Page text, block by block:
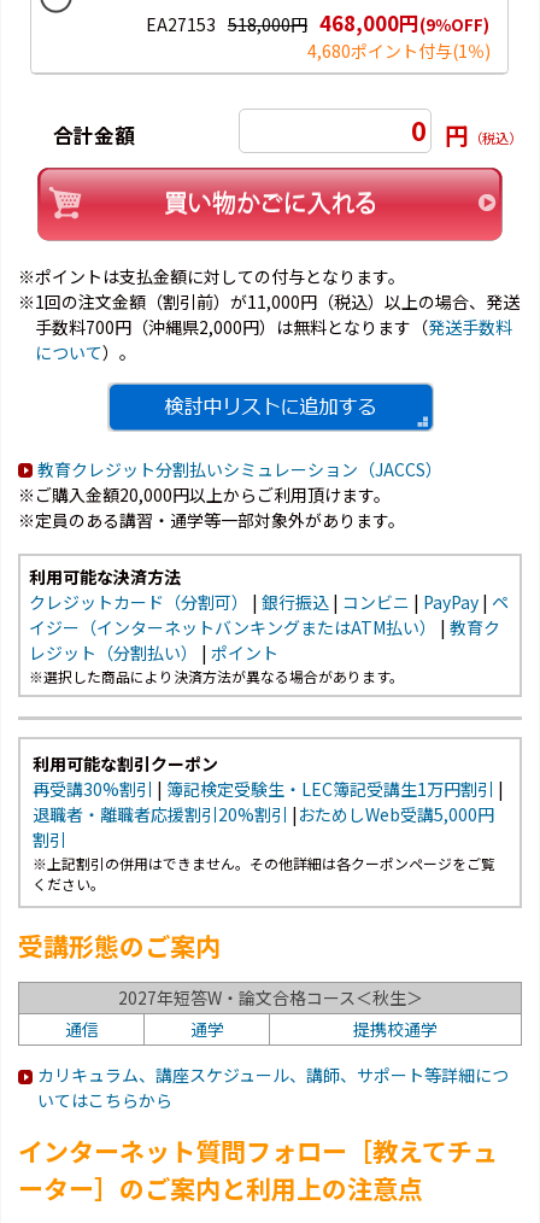
EA27153 518,000円 468,000円(9％OFF)
4,680ポイント付与(1％)
合計金額 0 円 （税込）
※ポイントは支払金額に対しての付与となります。
※1回の注文金額（割引前）が11,000円（税込）以上の場合、発送
手数料700円（沖縄県2,000円）は無料となります（発送手数料
について）。
教育クレジット分割払いシミュレーション（JACCS）
※ご購入金額20,000円以上からご利用頂けます。
※定員のある講習・通学等一部対象外があります。
利用可能な決済方法
クレジットカード（分割可）
| 銀行振込 | コンビニ | PayPay | ペ
イジー（インターネットバンキングまたはATM払い）
| 教育ク
レジット（分割払い）
| ポイント
※選択した商品により決済方法が異なる場合があります。
利用可能な割引クーポン
再受講30%割引 | 簿記検定受験生・LEC簿記受講生1万円割引 |
退職者・離職者応援割引20%割引 | おためしWeb受講5,000円
割引
※上記割引の併用はできません。その他詳細は各クーポンページをご覧
ください。
受講形態のご案内
2027年短答W・論文合格コース＜秋生＞
通信
通学
提携校通学
カリキュラム、講座スケジュール、講師、サポート等詳細につ
いてはこちらから
インターネット質問フォロー［教えてチュ
ーター］のご案内と利用上の注意点